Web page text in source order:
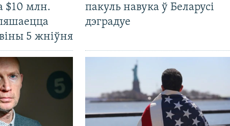
$10 млн.
5 жніўня
пакуль навука ў Беларусі
дэградуе